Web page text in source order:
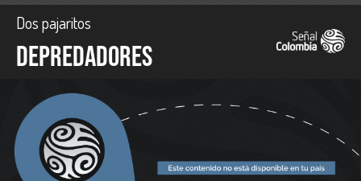
Dos pajaritos
Depredadores